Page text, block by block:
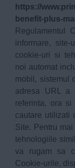
https://
benefit-plus-
Regulamentul
informare,
cookie-uri si
noi automat
mobil, sistemul
adresa URL a
referinta, ora
cautare utilizati
Site. Pentru
tehnologiile
va rugam sa
Cookie-urile,